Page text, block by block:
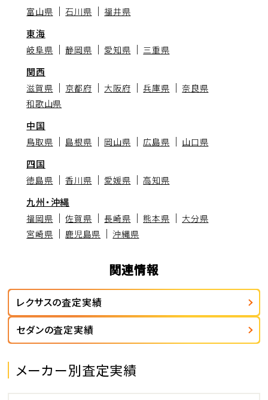
富山県 石川県 福井県
東海
岐阜県 静岡県 愛知県 三重県
関西
滋賀県 京都府 大阪府 兵庫県
奈良県
和歌山県
中国
鳥取県 島根県 岡山県 広島県 山口県
四国
徳島県 香川県 愛媛県 高知県
九州・沖縄
福岡県 佐賀県 長崎県 熊本県
大分県
宮崎県
鹿児島県 沖縄県
関連情報
レクサスの査定実績
セダンの査定実績
メーカー別査定実績